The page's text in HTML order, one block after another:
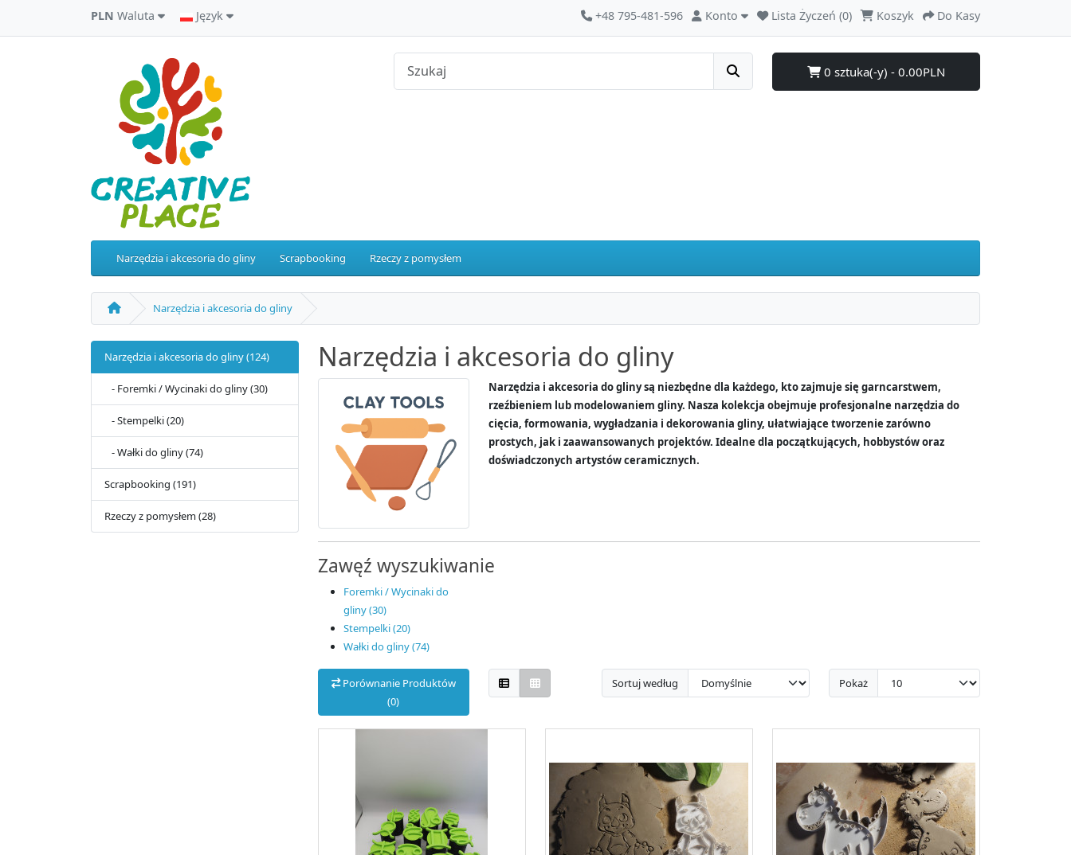
PLN Waluta Język +48 795-481-596 Konto Lista Życzeń (0) Koszyk Do Kasy
0 sztuka(-y) - 0.00PLN
Narzędzia i akcesoria do gliny Scrapbooking Rzeczy z pomysłem
Narzędzia i akcesoria do gliny
Narzędzia i akcesoria do gliny (124)
- Foremki / Wycinaki do gliny (30)
- Stempelki (20)
- Wałki do gliny (74)
Scrapbooking (191)
Rzeczy z pomysłem (28)
Narzędzia i akcesoria do gliny
Narzędzia i akcesoria do gliny są niezbędne dla każdego, kto zajmuje się garncarstwem,
rzeźbieniem lub modelowaniem gliny. Nasza kolekcja obejmuje profesjonalne narzędzia do
cięcia, formowania, wygładzania i dekorowania gliny, ułatwiające tworzenie zarówno
prostych, jak i zaawansowanych projektów. Idealne dla początkujących, hobbystów oraz
doświadczonych artystów ceramicznych.
Zawęź wyszukiwanie
Foremki / Wycinaki do
gliny (30)
Stempelki (20)
Wałki do gliny (74)
Porównanie Produktów
(0)
Sortuj według Pokaż